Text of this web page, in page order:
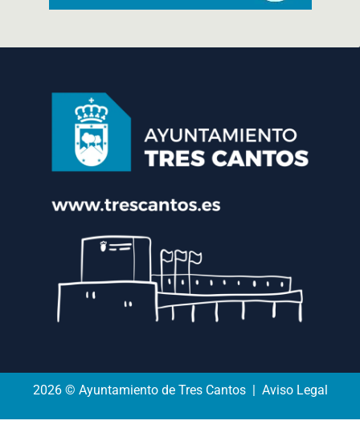
2026 © Ayuntamiento de Tres Cantos | Aviso Legal